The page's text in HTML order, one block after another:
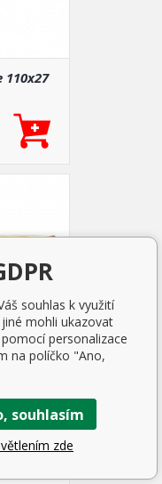
mm
souhlas k využití
mohli ukazovat
personalizace
na políčko "Ano,
souhlasím
zde